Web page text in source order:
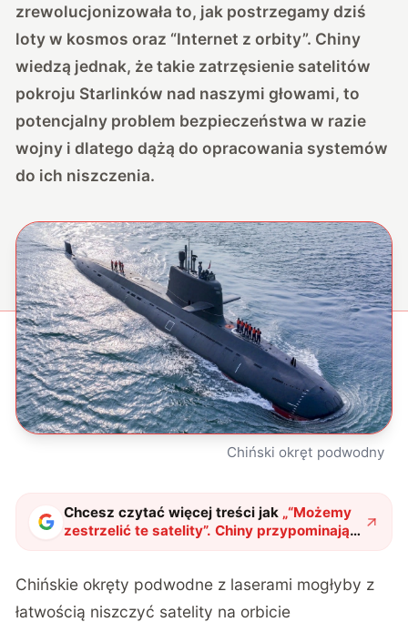
zrewolucjonizowała to, jak postrzegamy dziś
loty w kosmos oraz “Internet z orbity”. Chiny
wiedzą jednak, że takie zatrzęsienie satelitów
pokroju Starlinków nad naszymi głowami, to
potencjalny problem bezpieczeństwa w razie
wojny i dlatego dążą do opracowania systemów
do ich niszczenia.
Chiński okręt podwodny
Chcesz czytać więcej treści jak „“Możemy
zestrzelić te satelity”. Chiny przypominają
Muskowi, gdzie jest jego miejsce"?
Chińskie okręty podwodne z laserami mogłyby z
łatwością niszczyć satelity na orbicie